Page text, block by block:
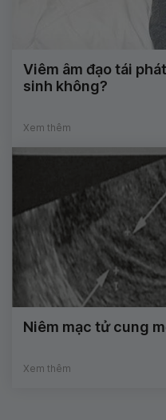
Viêm âm đạo tái
sinh không?
Xem thêm
Niêm mạc tử cung
Xem thêm